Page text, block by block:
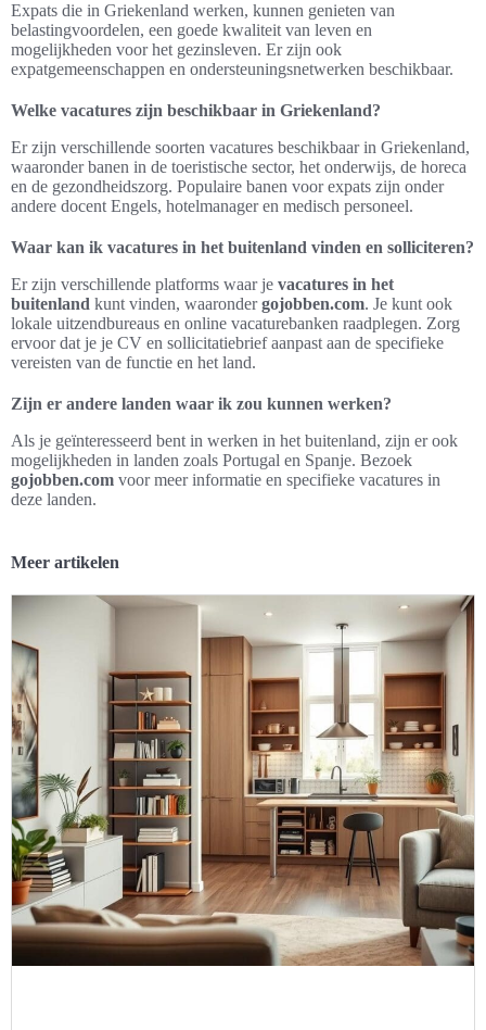
Expats die in Griekenland werken, kunnen genieten van
belastingvoordelen, een goede kwaliteit van leven en
mogelijkheden voor het gezinsleven. Er zijn ook
expatgemeenschappen en ondersteuningsnetwerken beschikbaar.
Welke vacatures zijn beschikbaar in Griekenland?
Er zijn verschillende soorten vacatures beschikbaar in Griekenland,
waaronder banen in de toeristische sector, het onderwijs, de horeca
en de gezondheidszorg. Populaire banen voor expats zijn onder
andere docent Engels, hotelmanager en medisch personeel.
Waar kan ik vacatures in het buitenland vinden en solliciteren?
Er zijn verschillende platforms waar je vacatures in het
buitenland kunt vinden, waarondergojobben.com. Je kunt ook
lokale uitzendbureaus en online vacaturebanken raadplegen. Zorg
ervoor dat je je CV en sollicitatiebrief aanpast aan de specifieke
vereisten van de functie en het land.
Zijn er andere landen waar ik zou kunnen werken?
Als je geïnteresseerd bent in werken in het buitenland, zijn er ook
mogelijkheden in landen zoals Portugal en Spanje. Bezoek
gojobben.com voor meer informatie en specifieke vacatures in
deze landen.
Meer artikelen